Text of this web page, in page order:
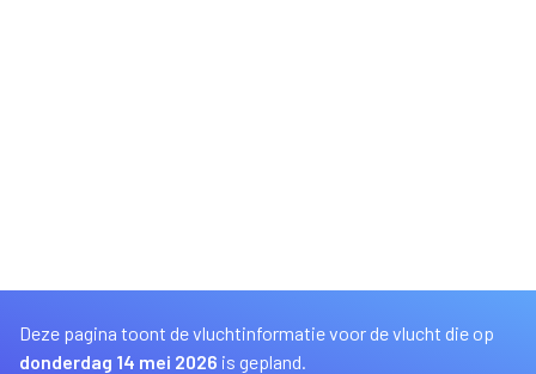
Deze pagina toont de vluchtinformatie voor de vlucht die op
donderdag 14 mei 2026 is gepland.